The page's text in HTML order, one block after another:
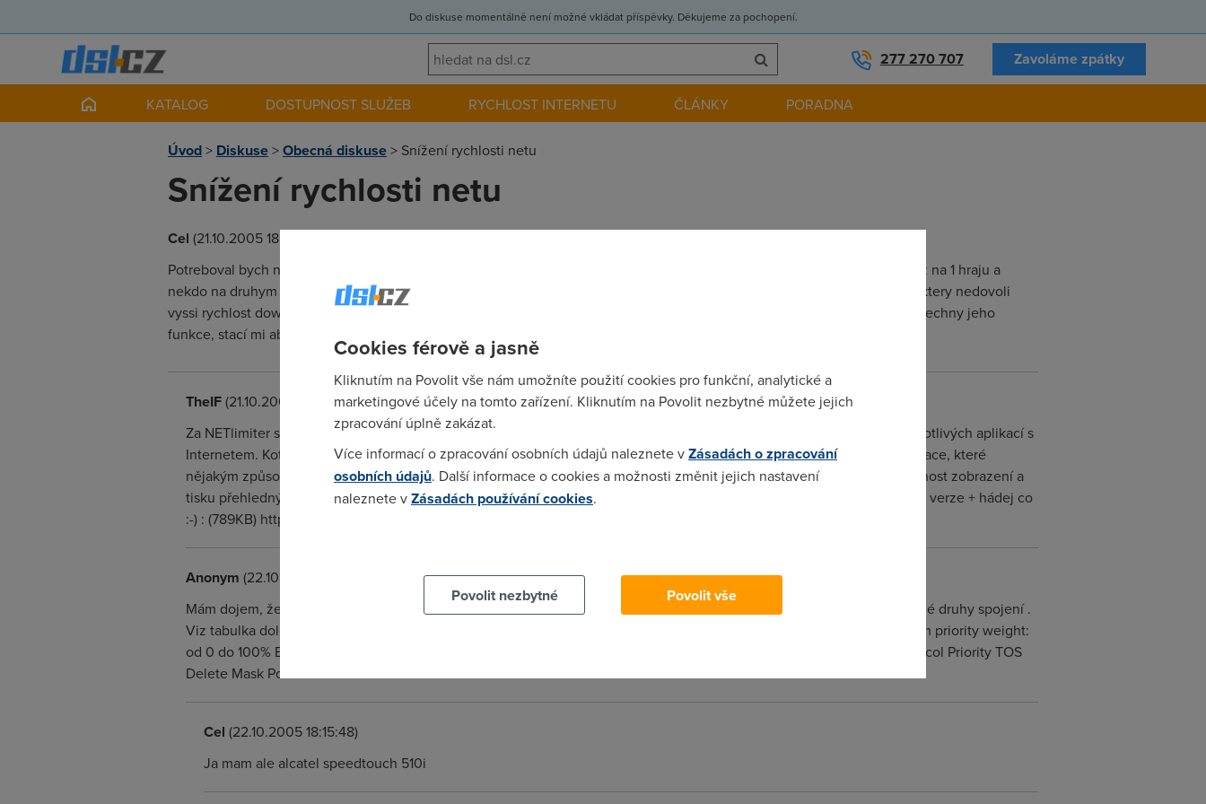
Do diskuse momentálně není možné vkládat příspěvky. Děkujeme za pochopení.
277 270 707 Zavoláme zpátky
KATALOG DOSTUPNOST SLUŽEB RYCHLOST INTERNETU ČLÁNKY PORADNA
Úvod> Diskuse>Obecná diskuse> Snížení rychlosti netu
Snížení rychlosti netu
Cel (21.10.2005 18:15:06)
Potreboval bych nejaky programek ktery dokaze omezit rychlost stahovani z internet. Mam doma 2 pc (adsl+router) a kdyz na 1 hraju a
nekdo na druhym zacne stahovat tak mam hned vysoky pink protoze mi vezme celou rychlost. Potreboval bych program ktery nedovoli
vyssi rychlost downloadu nez tam nastavim. Program ktery to umí je Netlimiter ale stojí 1200kč na 1 pc a ja nepotrebuju vsechny jeho
funkce, stací mi aby limitoval rychlost downloadu a nejlíp aby byl Free. dik vsem za radu
TheIF(21.10.2005 22:18:38)
Za NETlimiter se na DC++ banuje zkus radši DU Super Controler 1 90 CZ Šikovný nástroj pro kontrolu komunikace jednotlivých aplikací s
Internetem. Kotrolovat a omezit lze download i upload. Program sám po spuštění rozpozná a uloží do seznamu ty aplikace, které
nějakým způsobem komuníkují přes TCP/IP port s Internetem. Přenos dat lze omezit i při komunikaci v lokání síti. Možnost zobrazení a
tisku přehledných statistik a grafů. Další info: http://www.klimnet.org/view.php?cisloclanku=2005030901 Download CZ verze + hádej co
:-) : (789KB) http://www.filesupload.com/userfiles/TheIF/DU.Super.Controler.1.90.CZ--TheIF--.rar
Anonym (22.10.2005 15:17:25)
Mám dojem, že některé routery to mají řešeno hardwarově (Asus TI4136) nastavíš si tam ve 3. stupních prioritu pro různé druhy spojení .
Viz tabulka dole: ------------------- IP QoS Choose a connection: PPP nebo LAN Low priority weight: od 0 do 100% Medium priority weight:
od 0 do 100% Enable IPQoS Trusted Mode Source Source Destination Destination Name IP Port Start IP Port Start Protocol Priority TOS
Delete Mask Port End Mask Port End
Cel (22.10.2005 18:15:48)
Ja mam ale alcatel speedtouch 510i
Cookies férově a jasně
Kliknutím na Povolit vše nám umožníte použití cookies pro funkční, analytické a
marketingové účely na tomto zařízení. Kliknutím na Povolit nezbytné můžete jejich
zpracování úplně zakázat.
Více informací o zpracování osobních údajů naleznete vZásadách o zpracování
osobních údajů. Další informace o cookies a možnosti změnit jejich nastavení
naleznete vZásadách používání cookies.
Povolit nezbytné
Povolit vše